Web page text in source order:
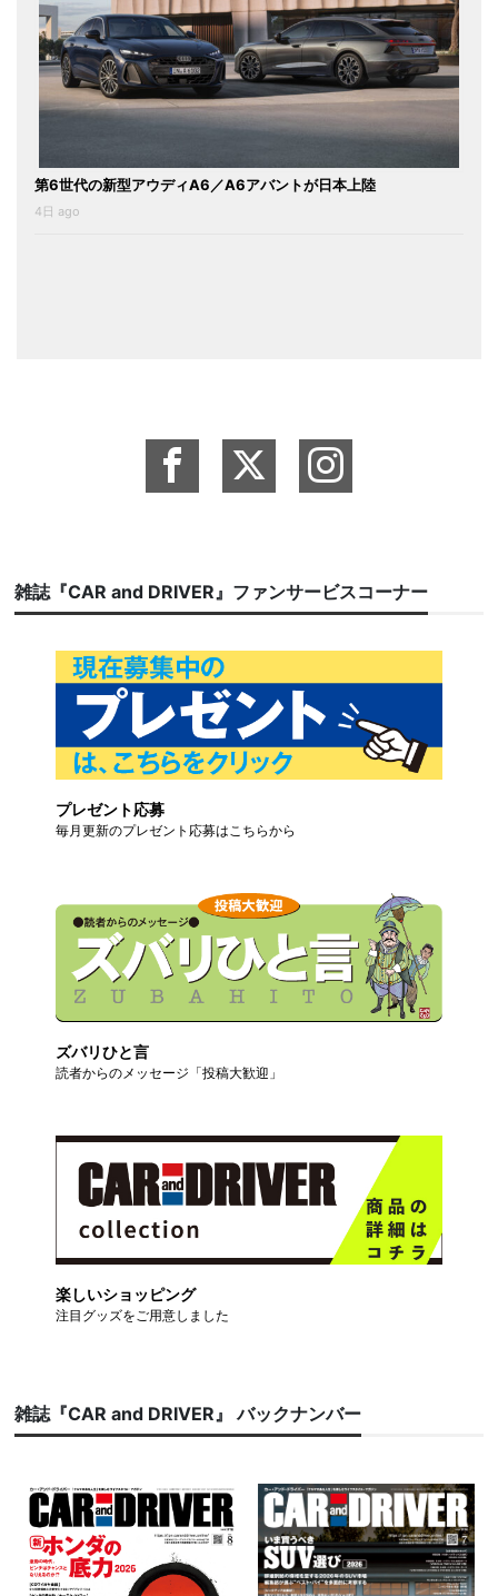
第6世代の新型アウディA6／A6アバントが日本上陸
4日 ago
雑誌『CAR and DRIVER』ファンサービスコーナー
プレゼント応募
毎月更新のプレゼント応募はこちらから
ズバリひと言
読者からのメッセージ「投稿大歓迎」
楽しいショッピング
注目グッズをご用意しました
雑誌『CAR and DRIVER』 バックナンバー